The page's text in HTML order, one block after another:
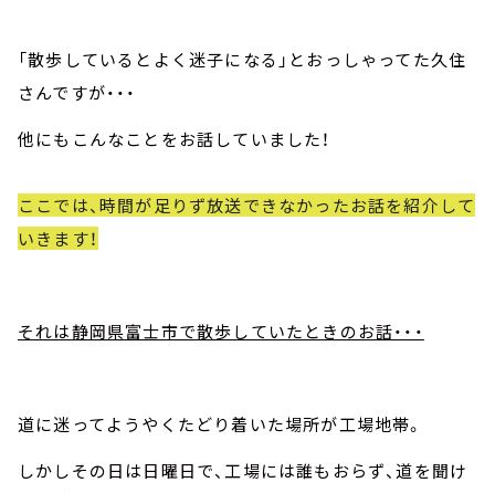
「散歩しているとよく迷子になる」とおっしゃってた久住
さんですが・・・
他にもこんなことをお話していました！
ここでは、時間が足りず放送できなかったお話を紹介して
いきます！
それは静岡県富士市で散歩していたときのお話・・・
道に迷ってようやくたどり着いた場所が工場地帯。
しかしその日は日曜日で、工場には誰もおらず、道を聞け